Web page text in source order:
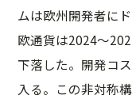
ムは欧州開発者に
欧通貨は2024〜
下落した。開発コ
入る。この非対称